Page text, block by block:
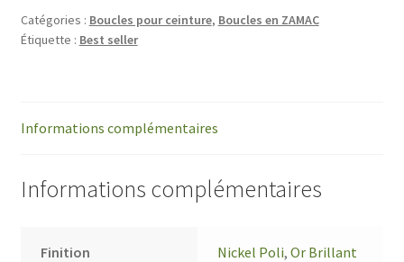
Catégories : Boucles pour ceinture, Boucles en ZAMAC
Étiquette : Best seller
Informations complémentaires
Informations complémentaires
Finition Nickel Poli,Or Brillant